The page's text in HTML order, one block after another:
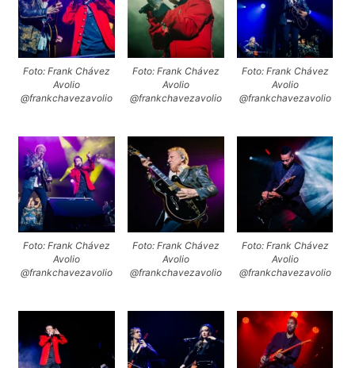
Foto: Frank Chávez
Avolio
@frankchavezavolio
Foto: Frank Chávez
Avolio
@frankchavezavolio
Foto: Frank Chávez
Avolio
@frankchavezavolio
Foto: Frank Chávez
Avolio
@frankchavezavolio
Foto: Frank Chávez
Avolio
@frankchavezavolio
Foto: Frank Chávez
Avolio
@frankchavezavolio